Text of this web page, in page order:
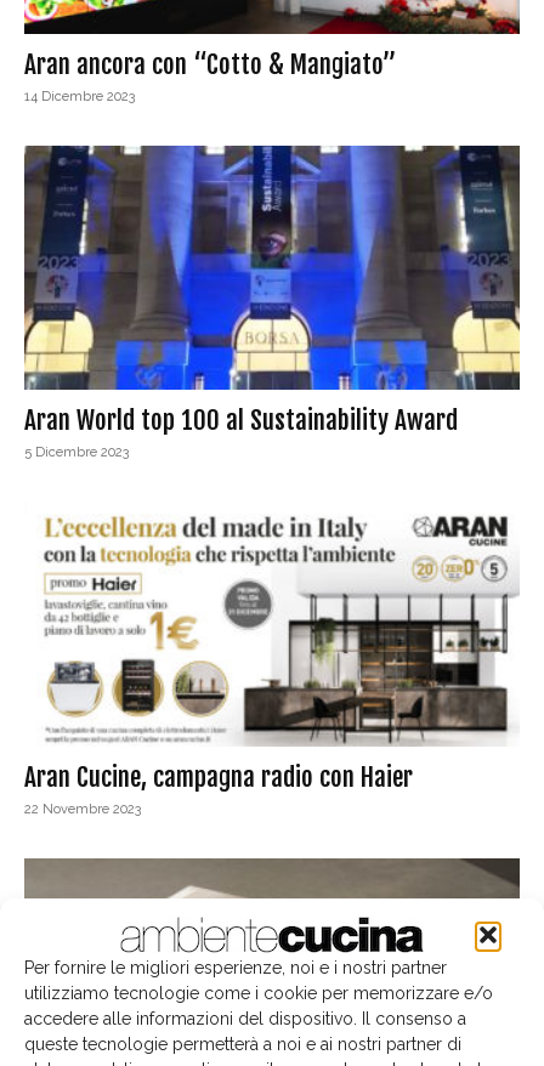
Per fornire le migliori esperienze, noi e i nostri partner
utilizziamo tecnologie come i cookie per memorizzare e/o
accedere alle informazioni del dispositivo. Il consenso a
queste tecnologie permetterà a noi e ai nostri partner di
Aran ancora con “Cotto & Mangiato”
14 Dicembre 2023
Aran World top 100 al Sustainability Award
5 Dicembre 2023
Aran Cucine, campagna radio con Haier
22 Novembre 2023